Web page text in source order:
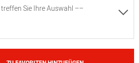
Sie Ihre Auswahl ––